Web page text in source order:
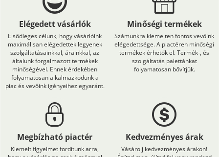
Elégedett vásárlók
Elsődleges célunk, hogy vásárlóink
maximálisan elégedettek legyenek
szolgáltatásainkkal, árainkkal, az
általunk forgalmazott termékek
minőségével. Ennek érdekében
folyamatosan alkalmazkodunk a
piac és vevőink igényeihez egyaránt.
Minőségi termékek
Számunkra kiemelten fontos vevőink
elégedettsége. A piactéren minőségi
termékek érhetők el. Termék-, és
szolgáltatás palettánkat
folyamatosan bővítjük.
Megbízható piactér
Kiemelt figyelmet fordítunk arra,
Kedvezményes árak
Vásárolj kedvezményes árakon!